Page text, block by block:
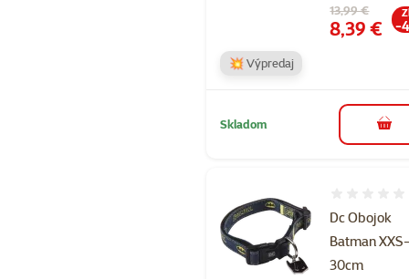
Pôvodná cena
13,99 €
Cena
8,39 € -
💥 Výpredaj
Skladom do
Dc Obojok
Batman
30cm